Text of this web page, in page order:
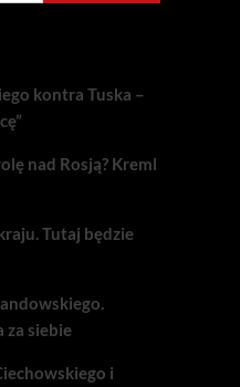
kontra Tuska –
nad Rosją? Kreml
Tutaj będzie
za siebie
i